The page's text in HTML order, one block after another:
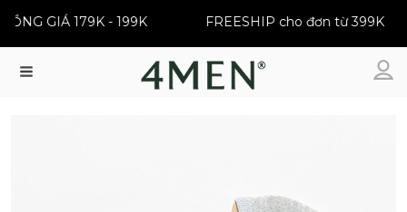
ĐỒNG GIÁ 179K - 199K FREESHIP cho đơn từ 399K